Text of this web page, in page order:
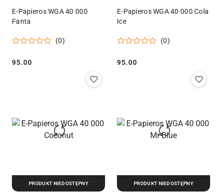
E-Papieros WGA 40 000
Fanta
(0)
Cena:
95.00
E-Papieros WGA 40 000 Cola
Ice
(0)
Cena:
95.00
PRODUKT NIEDOSTĘPNY PRODUKT NIEDOSTĘPNY